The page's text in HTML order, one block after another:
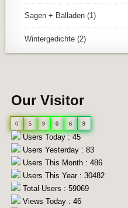
Sagen + Balladen (1)
Wintergedichte (2)
Our Visitor
0 5 9 0 6 9
Users Today : 45
Users Yesterday : 83
Users This Month : 486
Users This Year : 30482
Total Users : 59069
Views Today : 46